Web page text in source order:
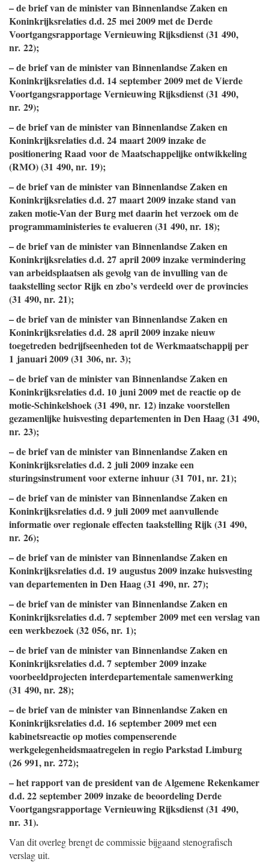
– de brief van de minister van Binnenlandse Zaken en
Koninkrijksrelaties d.d. 25 mei 2009 met de Derde
Voortgangsrapportage Vernieuwing Rijksdienst (31 490,
nr. 22);
– de brief van de minister van Binnenlandse Zaken en
Koninkrijksrelaties d.d. 14 september 2009 met de Vierde
Voortgangsrapportage Vernieuwing Rijksdienst (31 490,
nr. 29);
– de brief van de minister van Binnenlandse Zaken en
Koninkrijksrelaties d.d. 24 maart 2009 inzake de
positionering Raad voor de Maatschappelijke ontwikkeling
(RMO) (31 490, nr. 19);
– de brief van de minister van Binnenlandse Zaken en
Koninkrijksrelaties d.d. 27 maart 2009 inzake stand van
zaken motie-Van der Burg met daarin het verzoek om de
programmaministeries te evalueren (31 490, nr. 18);
– de brief van de minister van Binnenlandse Zaken en
Koninkrijksrelaties d.d. 27 april 2009 inzake vermindering
van arbeidsplaatsen als gevolg van de invulling van de
taakstelling sector Rijk en zbo’s verdeeld over de provincies
(31 490, nr. 21);
– de brief van de minister van Binnenlandse Zaken en
Koninkrijksrelaties d.d. 28 april 2009 inzake nieuw
toegetreden bedrijfseenheden tot de Werkmaatschappij per
1 januari 2009 (31 306, nr. 3);
– de brief van de minister van Binnenlandse Zaken en
Koninkrijksrelaties d.d. 10 juni 2009 met de reactie op de
motie-Schinkelshoek (31 490, nr. 12) inzake voorstellen
gezamenlijke huisvesting departementen in Den Haag (31 490,
nr. 23);
– de brief van de minister van Binnenlandse Zaken en
Koninkrijksrelaties d.d. 2 juli 2009 inzake een
sturingsinstrument voor externe inhuur (31 701, nr. 21);
– de brief van de minister van Binnenlandse Zaken en
Koninkrijksrelaties d.d. 9 juli 2009 met aanvullende
informatie over regionale effecten taakstelling Rijk (31 490,
nr. 26);
– de brief van de minister van Binnenlandse Zaken en
Koninkrijksrelaties d.d. 19 augustus 2009 inzake huisvesting
van departementen in Den Haag (31 490, nr. 27);
– de brief van de minister van Binnenlandse Zaken en
Koninkrijksrelaties d.d. 7 september 2009 met een verslag van
een werkbezoek (32 056, nr. 1);
– de brief van de minister van Binnenlandse Zaken en
Koninkrijksrelaties d.d. 7 september 2009 inzake
voorbeeldprojecten interdepartementale samenwerking
(31 490, nr. 28);
– de brief van de minister van Binnenlandse Zaken en
Koninkrijksrelaties d.d. 16 september 2009 met een
kabinetsreactie op moties compenserende
werkgelegenheidsmaatregelen in regio Parkstad Limburg
(26 991, nr. 272);
– het rapport van de president van de Algemene Rekenkamer
d.d. 22 september 2009 inzake de beoordeling Derde
Voortgangsrapportage Vernieuwing Rijksdienst (31 490,
nr. 31).
Van dit overleg brengt de commissie bijgaand stenografisch
verslag uit.